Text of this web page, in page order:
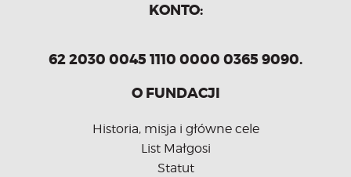
KONTO:
62 2030 0045 1110 0000 0365 9090.
O FUNDACJI
Historia, misja i główne cele
List Małgosi
Statut